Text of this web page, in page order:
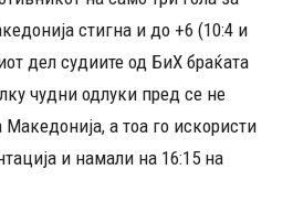
стигна и до +6 (10:4 и
дел судиите од БиХ браќата
чудни одлуки пред се не
а тоа го искористи
и намали на 16:15 на